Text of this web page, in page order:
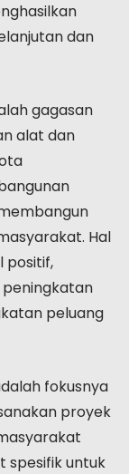
dan
gagasan
alat dan
Hal
positif,
peningkatan
peluang
fokusnya
proyek
spesifik untuk